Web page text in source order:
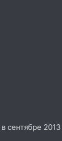
сентябре